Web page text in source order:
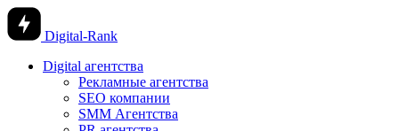
Digital-Rank
Digital агентства
Рекламные агентства
SEO компании
SMM Агентства